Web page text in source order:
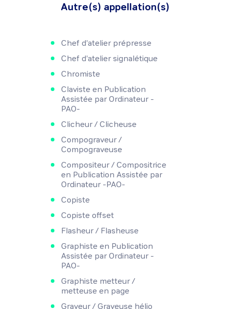
Autre(s) appellation(s)
Chef d'atelier prépresse
Chef d'atelier signalétique
Chromiste
Claviste en Publication
Assistée par Ordinateur -
PAO-
Clicheur / Clicheuse
Compograveur /
Compograveuse
Compositeur / Compositrice
en Publication Assistée par
Ordinateur -PAO-
Copiste
Copiste offset
Flasheur / Flasheuse
Graphiste en Publication
Assistée par Ordinateur -
PAO-
Graphiste metteur /
metteuse en page
Graveur / Graveuse hélio